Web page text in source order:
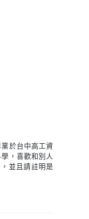
於台中高工資
，喜歡和別人
，並且請註明是